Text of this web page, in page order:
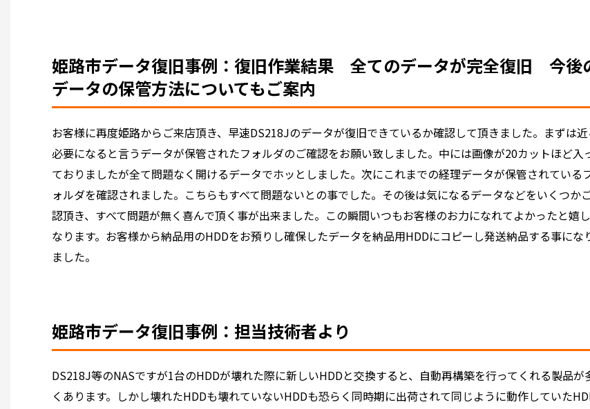
姫路市データ復旧事例：復旧作業結果 全てのデータが完全復旧 今後
データの保管方法についてもご案内
お客様に再度姫路からご来店頂き、早速DS218Jのデータが復旧できているか確認して頂きました。まずは近
必要になると言うデータが保管されたフォルダのご確認をお願い致しました。中には画像が20カットほど入
ておりましたが全て問題なく開けるデータでホッとしました。次にこれまでの経理データが保管されている
ォルダを確認されました。こちらもすべて問題ないとの事でした。その後は気になるデータなどをいくつか
認頂き、すべて問題が無く喜んで頂く事が出来ました。この瞬間いつもお客様のお力になれてよかったと嬉
なります。お客様から納品用のHDDをお預りし確保したデータを納品用HDDにコピーし発送納品する事にな
ました。
姫路市データ復旧事例：担当技術者より
DS218J等のNASですが1台のHDDが壊れた際に新しいHDDと交換すると、自動再構築を行ってくれる製品が
くあります。しかし壊れたHDDも壊れていないHDDも恐らく同時期に出荷されて同じように動作していた